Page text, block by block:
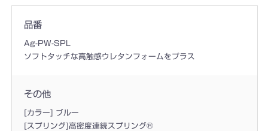
品番
Ag-PW-SPL
ソフトタッチな高触感ウレタンフォームをプラス
その他
[カラー] ブルー
[スプリング]高密度連続スプリング®